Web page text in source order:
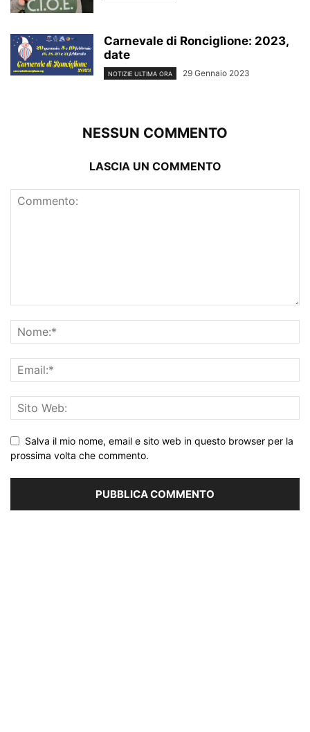
Carnevale di Ronciglione: 2023,
date
NOTIZIE ULTIMA ORA 29 Gennaio 2023
NESSUN COMMENTO
LASCIA UN COMMENTO
Salva il mio nome, email e sito web in questo browser per la
prossima volta che commento.